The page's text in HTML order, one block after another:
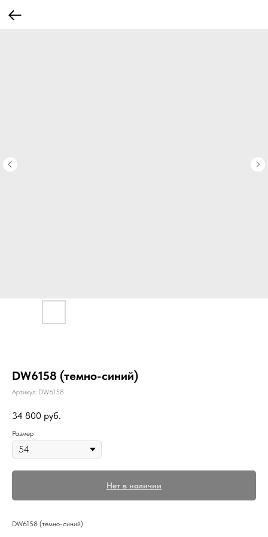
DW6158 (темно-синий)
Артикул: DW6158
34 800 руб.
Размер
Нет в наличии
DW6158 (темно-синий)